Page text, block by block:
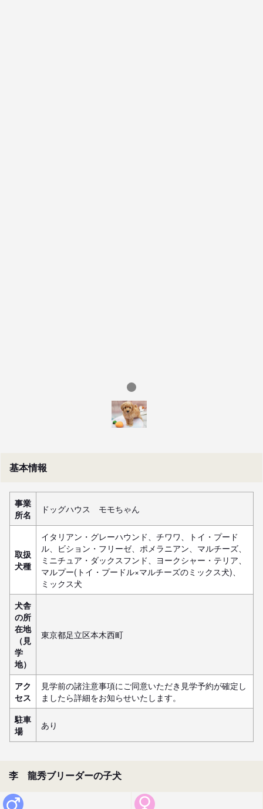
基本情報
事業
所名
ドッグハウス モモちゃん
取扱
犬種
イタリアン・グレーハウンド、チワワ、トイ・プード
ル、ビション・フリーゼ、ポメラニアン、マルチーズ、
ミニチュア・ダックスフンド、ヨークシャー・テリア、
マルプー(トイ・プードル×マルチーズのミックス犬)、
ミックス犬
犬舎
の所
在地
（見
学
地）
東京都足立区本木西町
アク
セス
見学前の諸注意事項にご同意いただき見学予約が確定し
ましたら詳細をお知らせいたします。
駐車
場
あり
李 龍秀ブリーダーの子犬